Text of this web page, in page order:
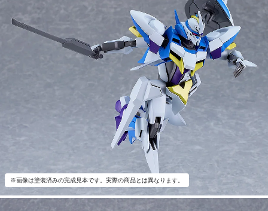
※画像は塗装済みの完成見本です。実際の商品とは異なります。